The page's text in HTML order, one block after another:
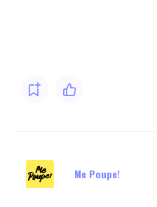
Me Poupe!